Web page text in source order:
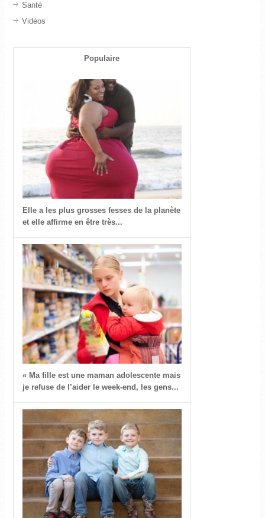
Santé
Vidéos
Populaire
Elle a les plus grosses fesses de la planète
et elle affirme en être très...
« Ma fille est une maman adolescente mais
je refuse de l’aider le week-end, les gens...